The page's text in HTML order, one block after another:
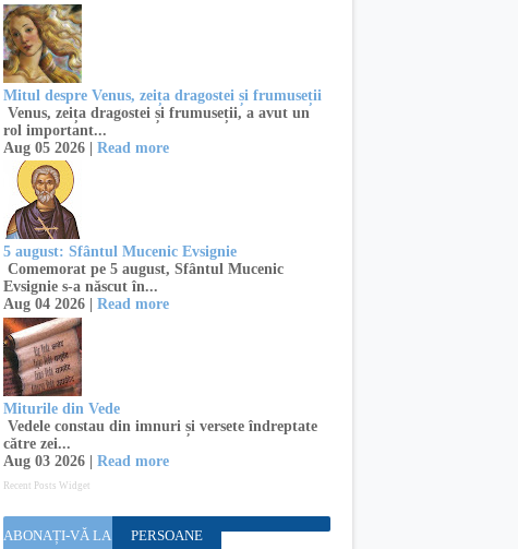
Mitul despre Venus, zeița dragostei și frumuseții
Venus, zeița dragostei și frumuseții, a avut un
rol important...
Aug 05 2026 | Read more
5 august: Sfântul Mucenic Evsignie
Comemorat pe 5 august, Sfântul Mucenic
Evsignie s-a născut în...
Aug 04 2026 | Read more
Miturile din Vede
Vedele constau din imnuri și versete îndreptate
către zei...
Aug 03 2026 | Read more
Recent Posts Widget
ABONAȚI-VĂ LA
PERSOANE